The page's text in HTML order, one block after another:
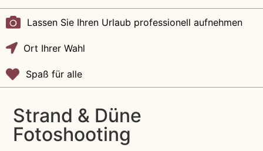
Lassen Sie Ihren Urlaub professionell aufnehmen
Ort Ihrer Wahl
Spaß für alle
Strand & Düne
Fotoshooting